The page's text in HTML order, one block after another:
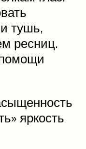
тушь,
ресниц.
яркость